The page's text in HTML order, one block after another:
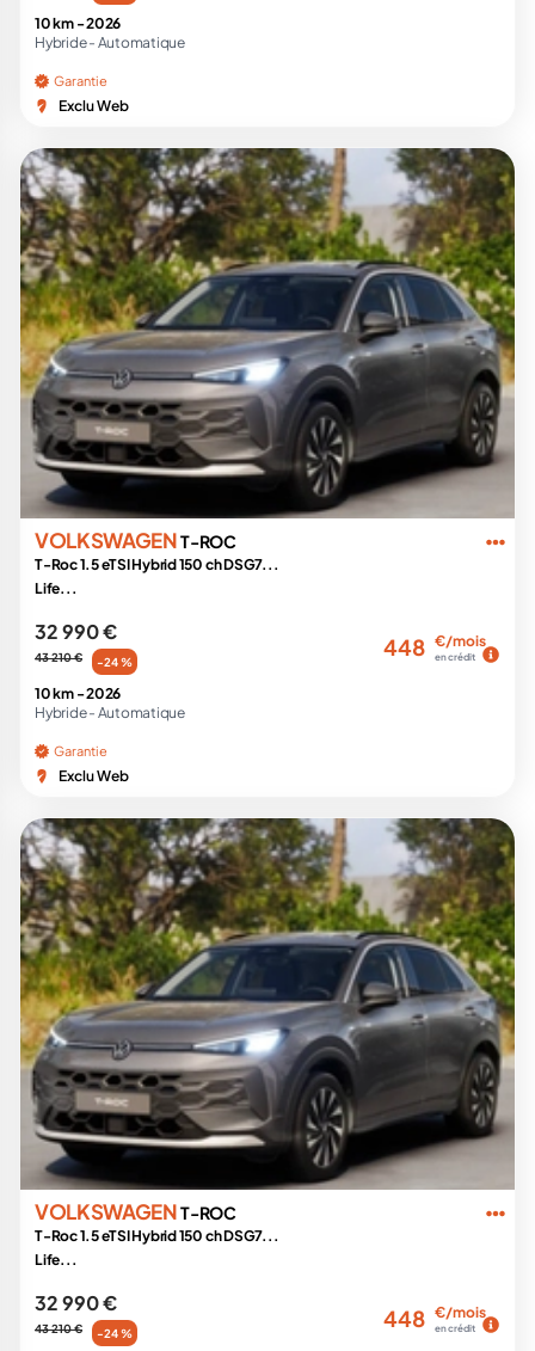
10 km -2026
Hybride - Automatique
Garantie
Exclu Web
VOLKSWAGENT-ROC
T-Roc 1.5 eTSI Hybrid 150 ch DSG7...
Life...
32 990 €
43 210 € -24 %
448 €/mois
en crédit
10 km -2026
Hybride - Automatique
Garantie
Exclu Web
VOLKSWAGENT-ROC
T-Roc 1.5 eTSI Hybrid 150 ch DSG7...
Life...
32 990 €
43 210 € -24 %
448 €/mois
en crédit